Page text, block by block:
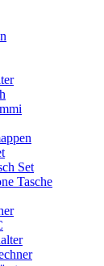
Set
Tasche